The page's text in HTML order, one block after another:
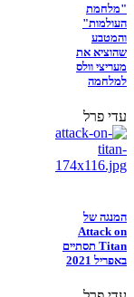
"מלחמת
העולמות"
והמטבע
שהוציא את
מעריצי וולס
למלחמה
עדי פרל
המנגה של
Attack on
Titan תסתיים
באפריל 2021